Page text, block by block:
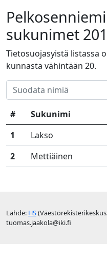
sukunimet
Tietosuojasyistä listassa
kunnasta vähintään 20.
# Sukunimi
1
Lakso
2
Mettiäinen
Lähde: HS
tuomas.jaakola@iki.fi